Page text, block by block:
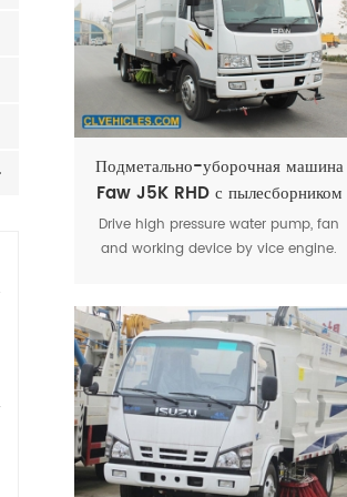
Подметально-уборочная машина
Faw J5K RHD с пылесборником
Drive high pressure water pump, fan
and working device by vice engine.
washing curbs, garbage collection.